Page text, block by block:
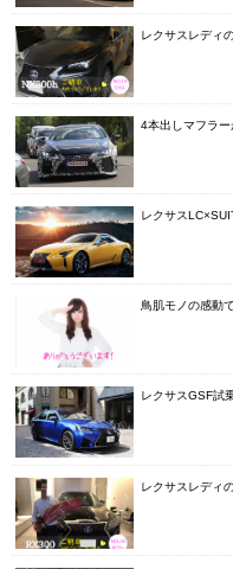
レクサスレディ
4本出しマフラ
レクサス
鳥肌モノの感動
レクサスGSF試
レクサスレディ